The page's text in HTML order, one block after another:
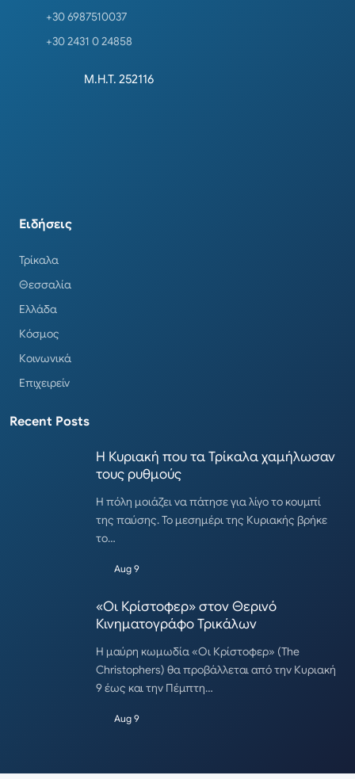
+30 6987510037
+30 2431 0 24858
Μ.Η.Τ. 252116
Ειδήσεις
Τρίκαλα
Θεσσαλία
Ελλάδα
Κόσμος
Κοινωνικά
Επιχειρείν
Recent Posts
Η Κυριακή που τα Τρίκαλα χαμήλωσαν
τους ρυθμούς
Η πόλη μοιάζει να πάτησε για λίγο το κουμπί
της παύσης. Το μεσημέρι της Κυριακής βρήκε
το…
Aug 9
«Οι Κρίστοφερ» στον Θερινό
Κινηματογράφο Τρικάλων
Η μαύρη κωμωδία «Οι Κρίστοφερ» (The
Christophers) θα προβάλλεται από την Κυριακή
9 έως και την Πέμπτη…
Aug 9